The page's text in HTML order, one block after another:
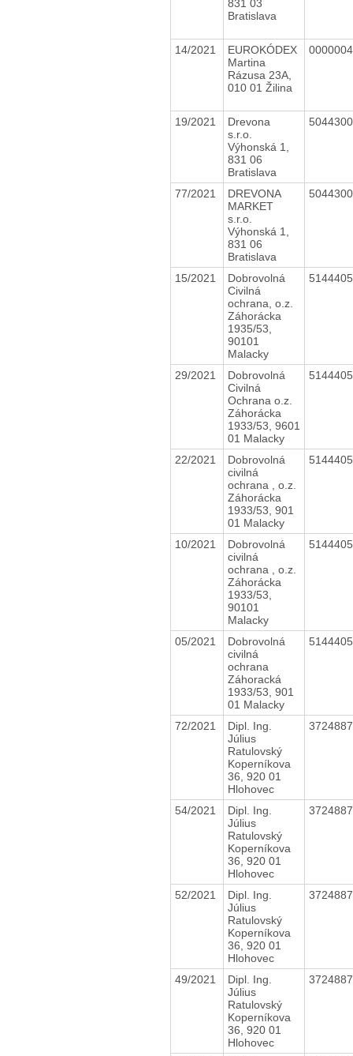
831 03
Bratislava
14/2021
EUROKÓDEX
Martina
Rázusa 23A,
010 01 Žilina
19/2021
Drevona
s.r.o.
Výhonská 1,
831 06
Bratislava
77/2021
DREVONA
MARKET
s.r.o.
Výhonská 1,
831 06
Bratislava
15/2021
Dobrovolná
Civilná
ochrana, o.z.
Záhorácka
1935/53,
90101
Malacky
29/2021
Dobrovolná
Civilná
Ochrana o.z.
Záhorácka
1933/53, 9601
01 Malacky
22/2021
Dobrovolná
civilná
ochrana , o.z.
Záhorácka
1933/53, 901
01 Malacky
10/2021
Dobrovolná
civilná
ochrana , o.z.
Záhorácka
1933/53,
90101
Malacky
05/2021
Dobrovolná
civilná
ochrana
Záhoracká
1933/53, 901
01 Malacky
72/2021
Dipl. Ing.
Július
Ratulovský
Koperníkova
36, 920 01
Hlohovec
54/2021
Dipl. Ing.
Július
Ratulovský
Koperníkova
36, 920 01
Hlohovec
52/2021
Dipl. Ing.
Július
Ratulovský
Koperníkova
36, 920 01
Hlohovec
49/2021
Dipl. Ing.
Július
Ratulovský
Koperníkova
36, 920 01
Hlohovec